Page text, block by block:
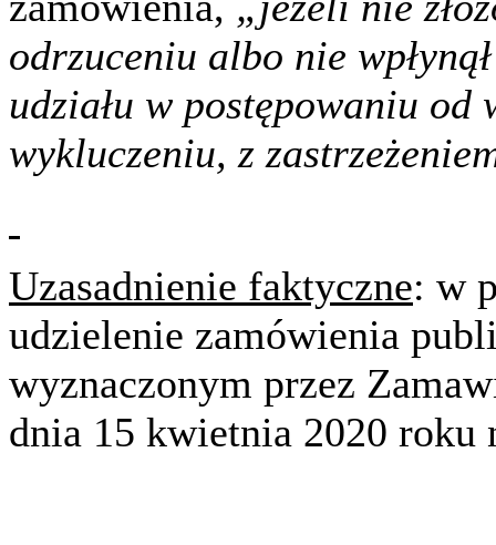
odrzuceniu albo nie
udziału w postępowaniu
wykluczeniu, z
Uzasadnienie faktyczne: w
udzielenie zamówienia
wyznaczonym przez
dnia 15 kwietnia 2020 roku